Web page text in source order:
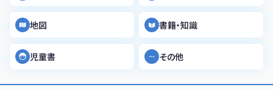
地図 書籍・知識
児童書 その他